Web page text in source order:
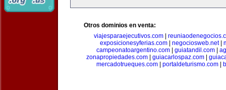
Otros dominios en venta:
viajesparaejecutivos.com|
exposicionesyferias.com
negociosweb.net|
campeonatoargentino.com| guiatandil.com|
zonapropiedades.com
guiacarlospaz.com
mercadotrueques.com| portaldeturismo.com|